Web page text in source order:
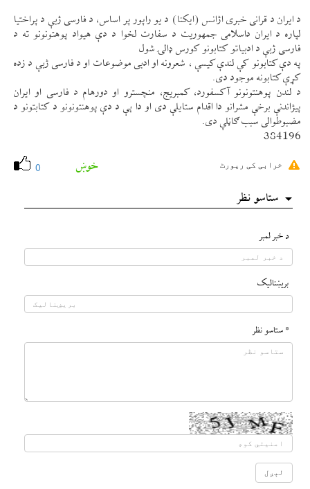
د ايران د قرانی خبری اژانس (ايكنا) د يو راپور پر اساس، د فارسی ژبې د پراختيا
لپاره د ايران داسلامی جمهوريت د سفارت لخوا د دې هيواد پوهتونونو ته د
فارسی ژبې د ادبياتو كتابونو كورس ډالۍ شول
په دې كتابونو كې لندې كيسې ، شعرونه او ادبی موضوعات او د فارسی ژبې د زده
كړې كتابونه موجود دی.
د لندن پوهنتونونو آكسفورد، كمبريج، منچسترو او دورهام د فارسی او ايران
پيژاندنې برخې مشرانو دا اقدام ستايلې دی او دا ېې د دې پوهنتونونو د كتابتونو د
مضبوطوالی سبب ګاڼلې دی.
384196
0 خوښ خرابی کی رپورٹ
ستاسو نظر
د خبر لمبر
بريښناليک
* ستاسو نظر